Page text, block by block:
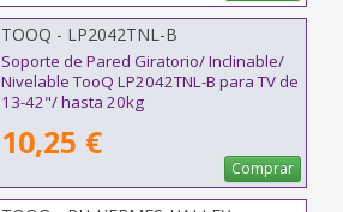
TOOQ - LP2042TNL-B
Soporte de Pared Giratorio/ Inclinable/
Nivelable TooQ LP2042TNL-B para TV de
13-42"/ hasta 20kg
10,25 €
Comprar